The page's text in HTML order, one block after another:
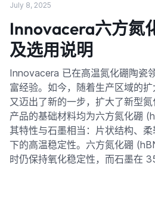
July 8, 2025
Innovacera六方氮
及选用说明
Innovacera 已在高温氮化硼陶瓷
富经验。如今，随着生产区域的
又迈出了新的一步，扩大了新型
产品的基础材料均为六方氮化硼
其特性与石墨相当：片状结构、
下的高温稳定性。六方氮化硼
时仍保持氧化稳定性，而石墨在